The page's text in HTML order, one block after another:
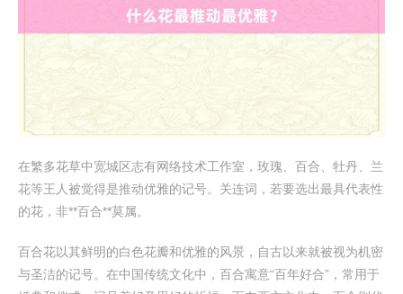
在繁多花草中宽城区志有网络技术工作室，玫瑰、百合、牡丹、兰
花等王人被觉得是推动优雅的记号。关连词，若要选出最具代表性
的花，非**百合**莫属。
百合花以其鲜明的白色花瓣和优雅的风景，自古以来就被视为机密
与圣洁的记号。在中国传统文化中，百合寓意“百年好合”，常用于